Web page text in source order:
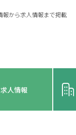
報から求人情報まで掲載
求人情報